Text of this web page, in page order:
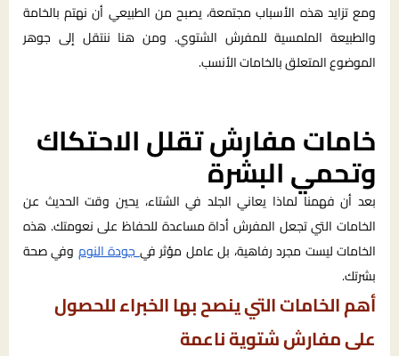
ومع تزايد هذه الأسباب مجتمعة، يصبح من الطبيعي أن نهتم بالخامة
والطبيعة الملمسية للمفرش الشتوي. ومن هنا ننتقل إلى جوهر
الموضوع المتعلق بالخامات الأنسب.
خامات مفارش تقلل الاحتكاك
وتحمي البشرة
بعد أن فهمنا لماذا يعاني الجلد في الشتاء، يحين وقت الحديث عن
الخامات التي تجعل المفرش أداة مساعدة للحفاظ على نعومتك. هذه
الخامات ليست مجرد رفاهية، بل عامل مؤثر فيجودة النوم وفي صحة
بشرتك.
أهم الخامات التي ينصح بها الخبراء للحصول
على مفارش شتوية ناعمة